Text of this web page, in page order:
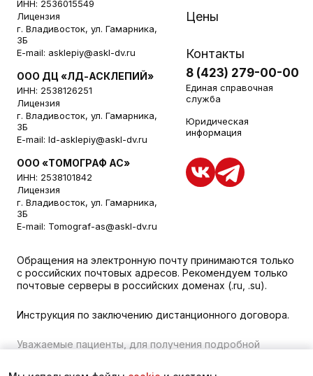
ИНН: 2536015549
Лицензия
г. Владивосток, ул. Гамарника,
3Б
E-mail: asklepiy@askl-dv.ru
ООО ДЦ «ЛД-АСКЛЕПИЙ»
ИНН: 2538126251
Лицензия
г. Владивосток, ул. Гамарника,
3Б
E-mail: ld-asklepiy@askl-dv.ru
ООО «ТОМОГРАФ АС»
ИНН: 2538101842
Лицензия
г. Владивосток, ул. Гамарника,
3Б
E-mail: Tomograf-as@askl-dv.ru
Цены
Контакты
8 (423) 279-00-00
Единая справочная
служба
Юридическая
информация
Обращения на электронную почту принимаются только
с российских почтовых адресов. Рекомендуем только
почтовые серверы в российских доменах (.ru, .su).
Инструкция по заключению дистанционного договора.
Уважаемые пациенты, для получения подробной